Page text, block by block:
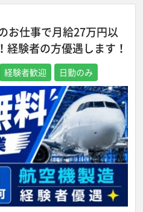
お仕事で月給27万円以
験者の方優遇します！
経験者歓迎 日勤のみ